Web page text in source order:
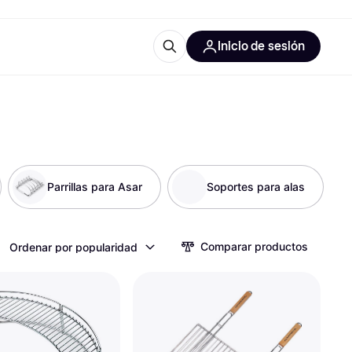
categorías
Inicio de sesión
Parrillas para Asar Soportes para alas
Ordenar por popularidad Comparar productos